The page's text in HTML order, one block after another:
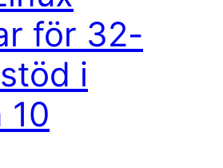
för 32-
i
10